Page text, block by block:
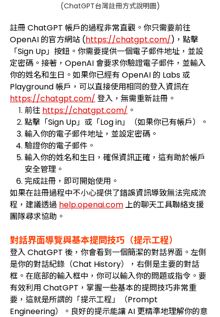
(ChatGPT台灣註冊方式說明圖)
註冊 ChatGPT 帳戶的過程非常直觀。你只需要前往
OpenAI 的官方網站 (https://chatgpt.com/)，點擊
「Sign Up」按鈕。你需要提供一個電子郵件地址，並設
定密碼。接著，OpenAI 會要求你驗證電子郵件，並輸入
你的姓名和生日。如果你已經有 OpenAI 的 Labs 或
Playground 帳戶，可以直接使用相同的登入資訊在
https://chatgpt.com/ 登入，無需重新註冊。
前往 https://chatgpt.com/ 。
點擊「Sign Up」或「Log in」（如果你已有帳戶）。
輸入你的電子郵件地址，並設定密碼。
驗證你的電子郵件。
輸入你的姓名和生日，確保資訊正確，這有助於帳戶
安全管理。
完成註冊，即可開始使用。
如果在註冊過程中不小心提供了錯誤資訊導致無法完成流
程，建議透過 help.openai.com上的聊天工具聯絡支援
團隊尋求協助。
對話界面導覽與基本提問技巧（提示工程）
登入 ChatGPT 後，你會看到一個簡潔的對話界面。左側
是你的對話紀錄（Chat History），右側是主要的對話
框。在底部的輸入框中，你可以輸入你的問題或指令。要
有效利用 ChatGPT，掌握一些基本的提問技巧非常重
要，這就是所謂的「提示工程」（Prompt
Engineering）。良好的提示能讓 AI 更精準地理解你的意